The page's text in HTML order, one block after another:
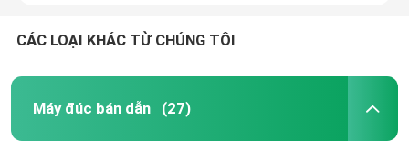
CÁC LOẠI KHÁC TỪ CHÚNG TÔI
Máy đúc bán dẫn (27)